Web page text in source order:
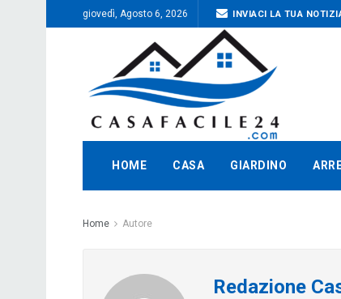
giovedì, Agosto 6, 2026 INVIACI LA TUA
HOME CASA GIARDINO
Home Autore
Redazione